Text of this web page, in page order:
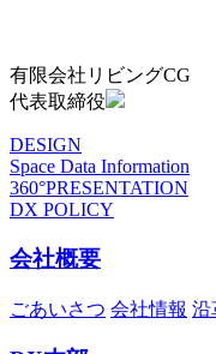
有限会社リビングCG
代表取締役
DESIGN
Space Data Information
360°PRESENTATION
DX POLICY
会社概要
ごあいさつ 会社情報 沿